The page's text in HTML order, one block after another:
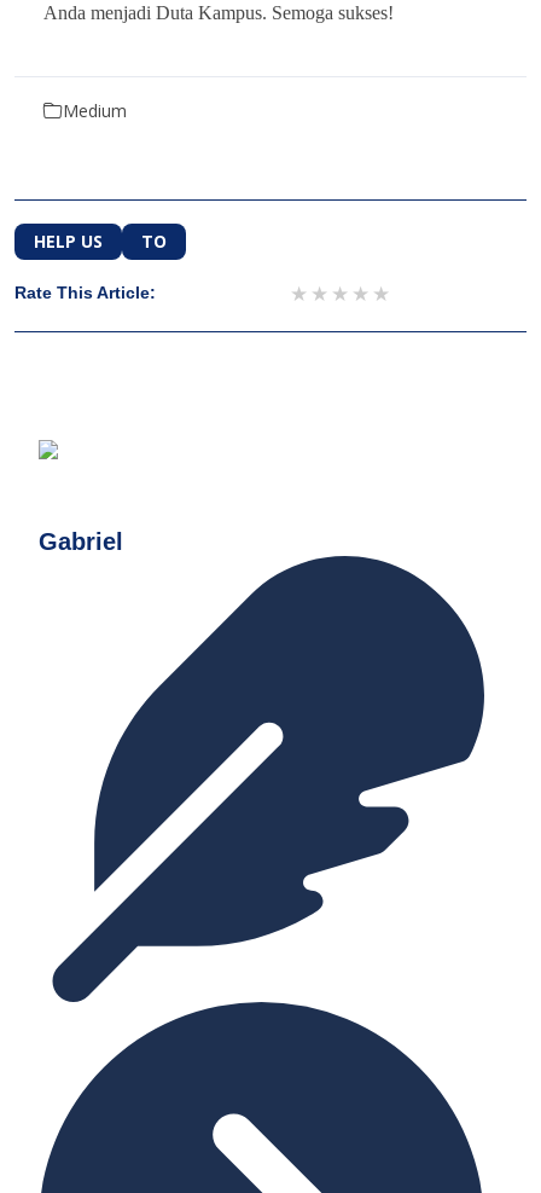
Anda menjadi Duta Kampus. Semoga sukses!
Medium
HELP US TO
Rate This Article: 4 stars
3 stars
2 stars
1 star
Gabriel